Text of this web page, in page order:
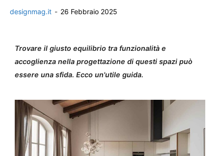
designmag.it - 26 Febbraio 2025
Trovare il giusto equilibrio tra funzionalità e
accoglienza nella progettazione di questi spazi può
essere una sfida. Ecco un'utile guida.